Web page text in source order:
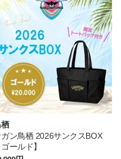
ン鳥栖 2026サンクスBOX
ゴールド】